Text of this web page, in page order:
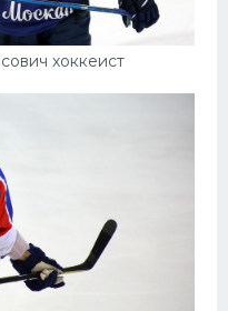
хоккеист